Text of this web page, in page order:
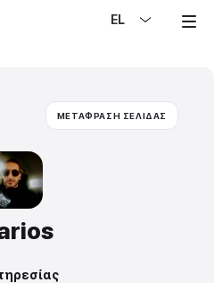
EL
ΜΕΤΑΦΡΑΣΗ ΣΕΛΙΔΑΣ